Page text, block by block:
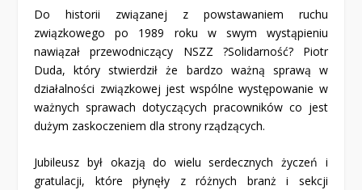
Do historii związanej z powstawaniem ruchu
związkowego po 1989 roku w swym wystąpieniu
nawiązał przewodniczący NSZZ ?Solidarność? Piotr
Duda, który stwierdził że bardzo ważną sprawą w
działalności związkowej jest wspólne występowanie w
ważnych sprawach dotyczących pracowników co jest
dużym zaskoczeniem dla strony rządzących.
Jubileusz był okazją do wielu serdecznych życzeń i
gratulacji, które płynęły z różnych branż i sekcji